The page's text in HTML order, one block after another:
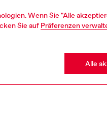
Wenn Sie "Alle
Sie auf Präferenzen
Alle
You are currently
it seems you may be
Go